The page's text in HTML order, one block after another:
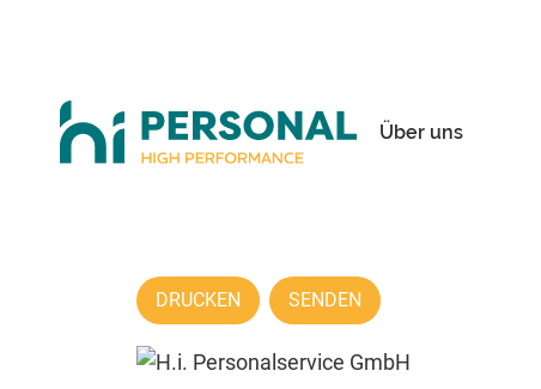
Über uns
DRUCKEN SENDEN